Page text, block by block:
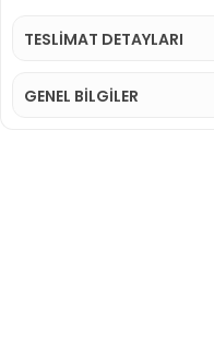
TESLİMAT DETAYLARI
GENEL BİLGİLER